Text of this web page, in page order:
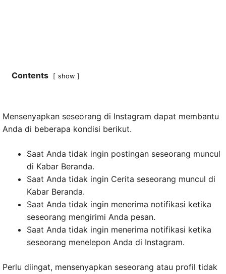
Contents show
Mensenyapkan seseorang di Instagram dapat membantu
Anda di beberapa kondisi berikut.
Saat Anda tidak ingin postingan seseorang muncul
di Kabar Beranda.
Saat Anda tidak ingin Cerita seseorang muncul di
Kabar Beranda.
Saat Anda tidak ingin menerima notifikasi ketika
seseorang mengirimi Anda pesan.
Saat Anda tidak ingin menerima notifikasi ketika
seseorang menelepon Anda di Instagram.
Perlu diingat, mensenyapkan seseorang atau profil tidak